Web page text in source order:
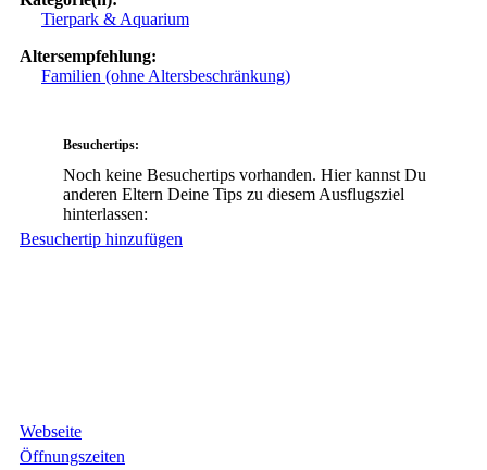
Tierpark & Aquarium
Altersempfehlung:
Familien (ohne Altersbeschränkung)
Besuchertips:
Noch keine Besuchertips vorhanden. Hier kannst Du
anderen Eltern Deine Tips zu diesem Ausflugsziel
hinterlassen:
Besuchertip hinzufügen
Webseite
Öffnungszeiten